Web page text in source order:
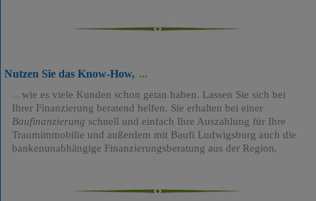
Nutzen Sie das Know-How,
wie es viele Kunden schon getan haben. Lassen Sie sich bei
Ihrer Finanzierung beratend helfen. Sie erhalten bei einer
Baufinanzierung schnell und einfach Ihre Auszahlung für Ihre
Traumimmobilie und außerdem mit Baufi Ludwigsburg auch die
bankenunabhängige Finanzierungsberatung aus der Region.